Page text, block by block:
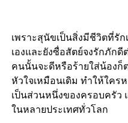
เพราะสุนัขเป็นสิ่งมีชีวิตที่รัก
เองและยังซื่อสัตย์จงรักภักดี
คนนั้นจะดีหรือร้ายใส่น้องก็
หัวใจเหมือนเดิม ทำให้ใคร
เป็นส่วนหนึ่งของครอบครัว
ในหลายประเทศทั่วโลก